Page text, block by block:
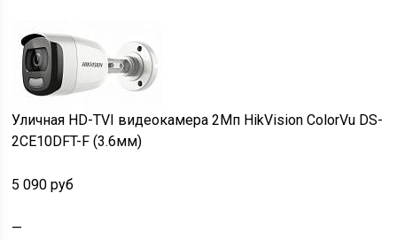
Уличная HD-TVI видеокамера 2Мп HikVision ColorVu DS-
2CE10DFT-F (3.6мм)
5 090 руб
—